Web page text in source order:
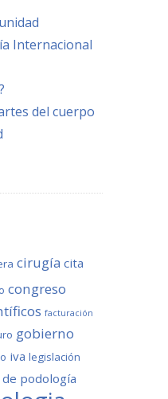
Internacional
del cuerpo
cirugía cita
congreso
facturación
gobierno
iva legislación
podología